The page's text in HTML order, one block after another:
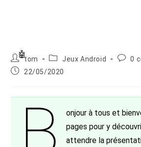
Auteur/autrice
de
la
tom
PostJeux Android
0
Publication
22/05/2020
onjour à tous et
pages pour y
attendre la